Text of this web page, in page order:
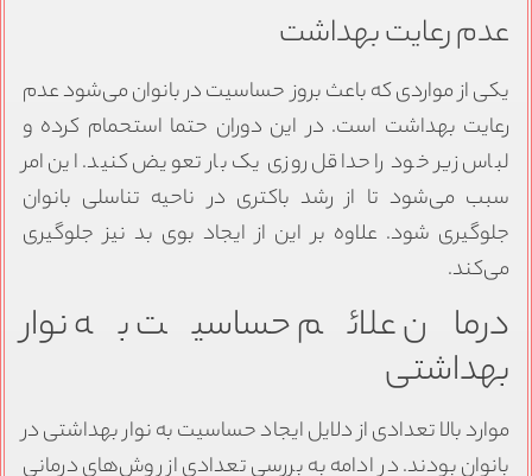
عدم رعایت بهداشت
یکی از مواردی که باعث بروز حساسیت در بانوان می‌شود عدم
رعایت بهداشت است. در این دوران حتما استحمام کرده و
لباس زیر خود را حداقل روزی یک بار تعویض کنید. این امر
سبب می‌شود تا از رشد باکتری در ناحیه تناسلی بانوان
جلوگیری شود. علاوه بر این از ایجاد بوی بد نیز جلوگیری
می‌کند.
درمان علائم حساسیت به نوار
بهداشتی
موارد بالا تعدادی از دلایل ایجاد حساسیت به نوار بهداشتی در
بانوان بودند. در ادامه به بررسی تعدادی از روش‌های درمانی